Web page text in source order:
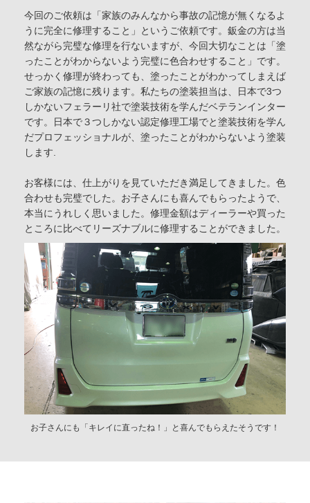
今回のご依頼は「家族のみんなから事故の記憶が無くなるよ
うに完全に修理すること」というご依頼です。鈑金の方は当
然ながら完璧な修理を行ないますが、今回大切なことは「塗
ったことがわからないよう完璧に色合わせすること」です。
せっかく修理が終わっても、塗ったことがわかってしまえば
ご家族の記憶に残ります。私たちの塗装担当は、日本で3つ
しかないフェラーリ社で塗装技術を学んだベテランインター
です。日本で３つしかない認定修理工場でと塗装技術を学ん
だプロフェッショナルが、塗ったことがわからないよう塗装
します.
お客様には、仕上がりを見ていただき満足してきました。色
合わせも完璧でした。お子さんにも喜んでもらったようで、
本当にうれしく思いました。修理金額はディーラーや買った
ところに比べてリーズナブルに修理することができました。
お子さんにも「キレイに直ったね！」と喜んでもらえたそうです！